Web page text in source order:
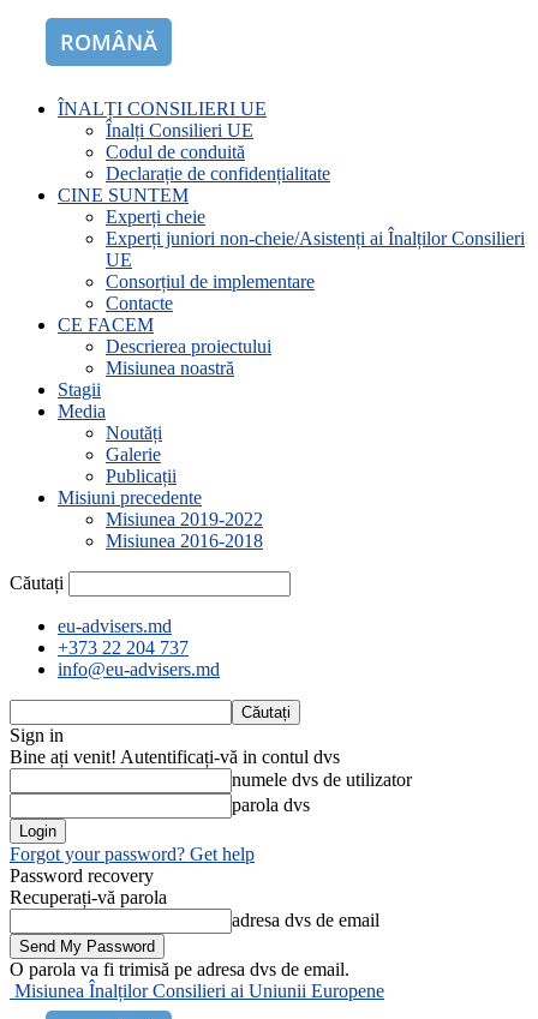
ROMÂNĂ
ÎNALȚI CONSILIERI UE
Înalți Consilieri UE
Codul de conduită
Declarație de confidențialitate
CINE SUNTEM
Experți cheie
Experți juniori non-cheie/Asistenți ai Înalților Consilieri
UE
Consorțiul de implementare
Contacte
CE FACEM
Descrierea proiectului
Misiunea noastră
Stagii
Media
Noutăți
Galerie
Publicații
Misiuni precedente
Misiunea 2019-2022
Misiunea 2016-2018
Căutați
eu-advisers.md
+373 22 204 737
info@eu-advisers.md
Sign in
Bine ați venit! Autentificați-vă in contul dvs
numele dvs de utilizator
parola dvs
Forgot your password? Get help
Password recovery
Recuperați-vă parola
adresa dvs de email
O parola va fi trimisă pe adresa dvs de email.
Misiunea Înalților Consilieri ai Uniunii Europene